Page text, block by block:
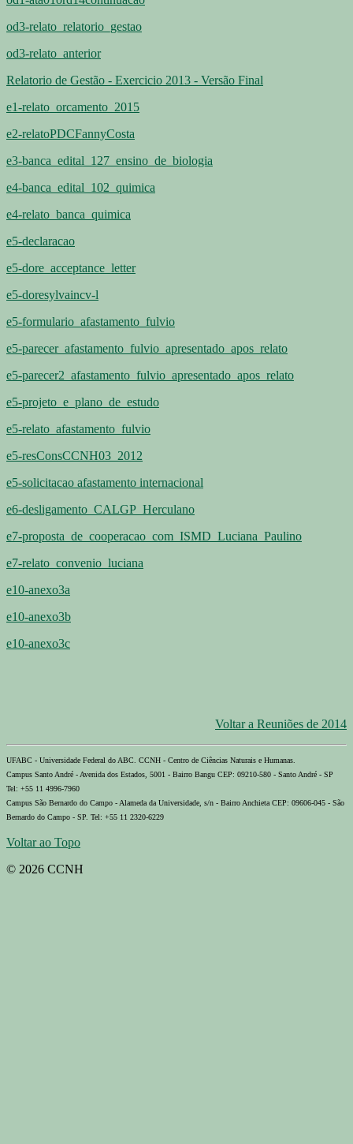
od3-relato_relatorio_gestao
od3-relato_anterior
Relatorio de Gestão - Exercicio 2013 - Versão Final
e1-relato_orcamento_2015
e2-relatoPDCFannyCosta
e3-banca_edital_127_ensino_de_biologia
e4-banca_edital_102_quimica
e4-relato_banca_quimica
e5-declaracao
e5-dore_acceptance_letter
e5-doresylvaincv-l
e5-formulario_afastamento_fulvio
e5-parecer_afastamento_fulvio_apresentado_apos_relato
e5-parecer2_afastamento_fulvio_apresentado_apos_relato
e5-projeto_e_plano_de_estudo
e5-relato_afastamento_fulvio
e5-resConsCCNH03_2012
e5-solicitacao afastamento internacional
e6-desligamento_CALGP_Herculano
e7-proposta_de_cooperacao_com_ISMD_Luciana_Paulino
e7-relato_convenio_luciana
e10-anexo3a
e10-anexo3b
e10-anexo3c
Voltar a Reuniões de 2014
UFABC - Universidade Federal do ABC. CCNH - Centro de Ciências Naturais e Humanas.
Campus Santo André - Avenida dos Estados, 5001 - Bairro Bangu CEP: 09210-580 - Santo André - SP
Tel: +55 11 4996-7960
Campus São Bernardo do Campo - Alameda da Universidade, s/n - Bairro Anchieta CEP: 09606-045 - São
Bernardo do Campo - SP. Tel: +55 11 2320-6229
Voltar ao Topo
© 2026 CCNH